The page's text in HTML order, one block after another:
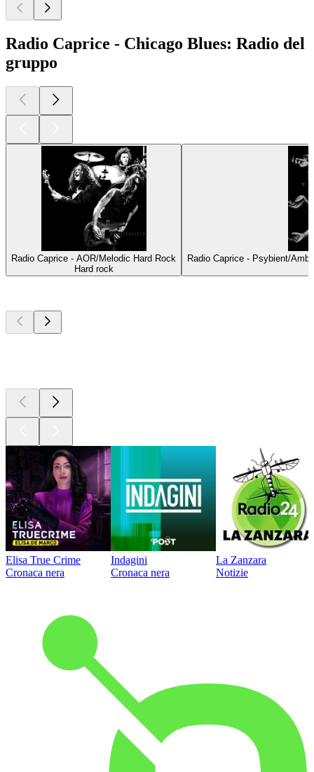
Radio Caprice - Chicago Blues: Radio del
gruppo
Radio Caprice - AOR/Melodic Hard Rock
Hard rock
Radio Caprice - Psybient/
Elisa True Crime
Cronaca nera
Indagini
Cronaca nera
La Zanzara
Notizie